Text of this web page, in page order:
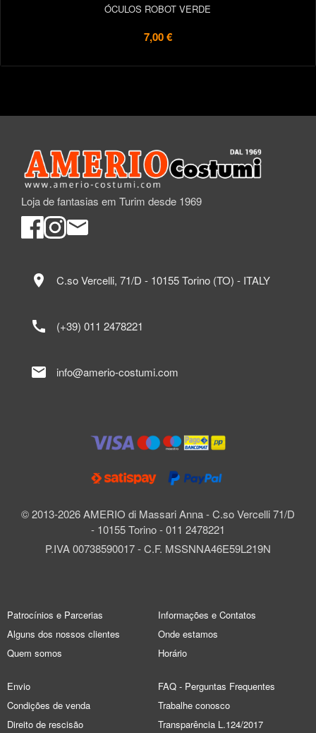
ÓCULOS ROBOT VERDE
7,00 €
Loja de fantasias em Turim desde 1969
© 2013-2026 AMERIO di Massari Anna - C.so Vercelli 71/D
- 10155 Torino - 011 2478221
P.IVA 00738590017 - C.F. MSSNNA46E59L219N
location_on C.so Vercelli, 71/D - 10155 Torino (TO) - ITALY
call (+39) 011 2478221
mail info@amerio-costumi.com
Patrocínios e Parcerias
Alguns dos nossos clientes
Quem somos
Informações e Contatos
Onde estamos
Horário
Envio
Condições de venda
Direito de rescisão
FAQ - Perguntas Frequentes
Trabalhe conosco
Transparência L.124/2017